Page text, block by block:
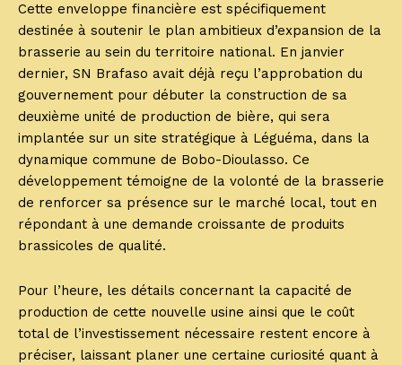
Cette enveloppe financière est spécifiquement
destinée à soutenir le plan ambitieux d’expansion de la
brasserie au sein du territoire national. En janvier
dernier, SN Brafaso avait déjà reçu l’approbation du
gouvernement pour débuter la construction de sa
deuxième unité de production de bière, qui sera
implantée sur un site stratégique à Léguéma, dans la
dynamique commune de Bobo-Dioulasso. Ce
développement témoigne de la volonté de la brasserie
de renforcer sa présence sur le marché local, tout en
répondant à une demande croissante de produits
brassicoles de qualité.
Pour l’heure, les détails concernant la capacité de
production de cette nouvelle usine ainsi que le coût
total de l’investissement nécessaire restent encore à
préciser, laissant planer une certaine curiosité quant à